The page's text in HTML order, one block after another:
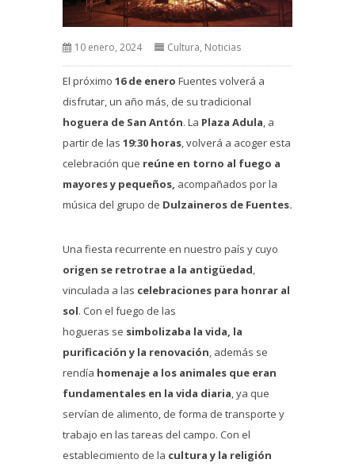
10 enero, 2024 Cultura, Noticias
El próximo 16 de enero Fuentes volverá a
disfrutar, un año más, de su tradicional
hoguera de San Antón. La Plaza Adula, a
partir de las 19:30 horas, volverá a acoger esta
celebración que reúne en torno al fuego a
mayores y pequeños, acompañados por la
música del grupo de Dulzaineros de Fuentes.
Una fiesta recurrente en nuestro país y cuyo
origen se retrotrae a la antigüedad,
vinculada a las celebraciones para honrar al
sol. Con el fuego de las
hogueras se simbolizaba la vida, la
purificación y la renovación, además se
rendía homenaje a los animales que eran
fundamentales en la vida diaria, ya que
servían de alimento, de forma de transporte y
trabajo en las tareas del campo. Con el
establecimiento de la cultura y la religión